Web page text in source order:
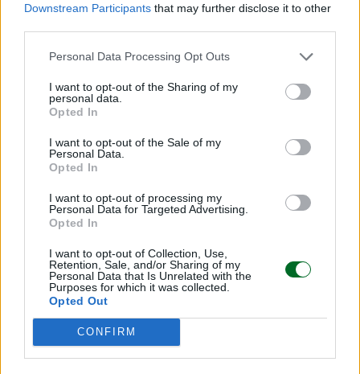
Downstream Participants that may further disclose it to other
Personal Data Processing Opt Outs
I want to opt-out of the Sharing of my
personal data.
Opted In
I want to opt-out of the Sale of my
Personal Data.
Opted In
I want to opt-out of processing my
Personal Data for Targeted Advertising.
Opted In
I want to opt-out of Collection, Use,
Retention, Sale, and/or Sharing of my
Personal Data that Is Unrelated with the
Purposes for which it was collected.
Opted Out
CONFIRM
Redazione
TENDENZE E SOSTENIBILITÀ
Ulivi, erba medica ed energia solare: le
rinnovabili sposano l'agricoltura
Redazione
Sfoglia Moneta
MULTIMEDIA